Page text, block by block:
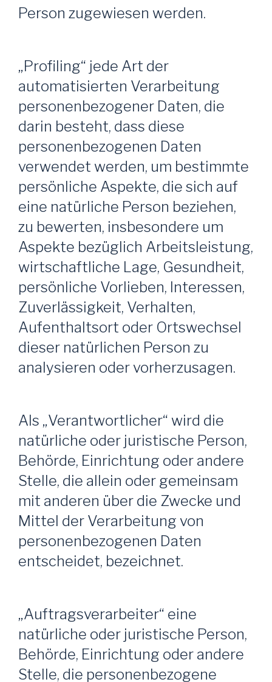
Person zugewiesen werden.
„Profiling“ jede Art der
automatisierten Verarbeitung
personenbezogener Daten, die
darin besteht, dass diese
personenbezogenen Daten
verwendet werden, um bestimmte
persönliche Aspekte, die sich auf
eine natürliche Person beziehen,
zu bewerten, insbesondere um
Aspekte bezüglich Arbeitsleistung,
wirtschaftliche Lage, Gesundheit,
persönliche Vorlieben, Interessen,
Zuverlässigkeit, Verhalten,
Aufenthaltsort oder Ortswechsel
dieser natürlichen Person zu
analysieren oder vorherzusagen.
Als „Verantwortlicher“ wird die
natürliche oder juristische Person,
Behörde, Einrichtung oder andere
Stelle, die allein oder gemeinsam
mit anderen über die Zwecke und
Mittel der Verarbeitung von
personenbezogenen Daten
entscheidet, bezeichnet.
„Auftragsverarbeiter“ eine
natürliche oder juristische Person,
Behörde, Einrichtung oder andere
Stelle, die personenbezogene